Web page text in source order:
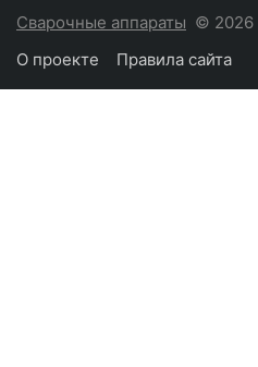
Сварочные аппараты © 2026
О проекте
Правила сайта